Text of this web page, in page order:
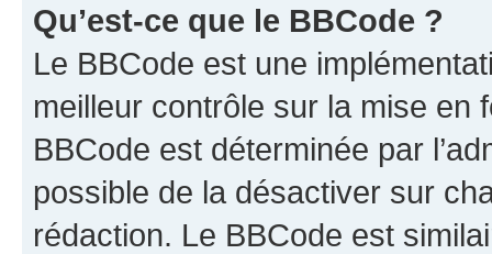
Qu’est-ce que le BBCode ?
Le BBCode est une
meilleur contrôle sur la mise en
BBCode est déterminée par
possible de la désactiver sur
rédaction. Le BBCode est